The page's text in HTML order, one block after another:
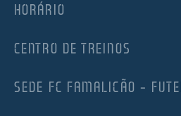
HORÁRIO
CENTRO DE TREINOS
SEDE FC FAMALICÃO –